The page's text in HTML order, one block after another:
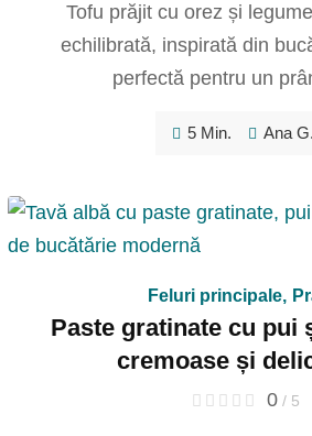
Tofu prăjit cu orez și
echilibrată, inspirată din
perfectă pentru un
5 Min. Ana
Feluri principale,
Paste gratinate cu pui
cremoase și
0/ 5